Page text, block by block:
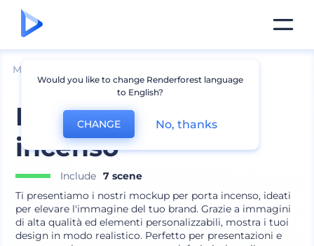
Mockup
Mockup porta
incenso
Include 7 scene
Ti presentiamo i nostri mockup per porta incenso, ideati
per elevare l'immagine del tuo brand. Grazie a immagini
di alta qualità ed elementi personalizzabili, mostra i tuoi
design in modo realistico. Perfetto per presentazioni e
Would you like to change Renderforest language
to English?
CHANGE No, thanks